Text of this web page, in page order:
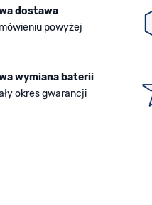
dostawa
powyżej
wymiana baterii
okres gwarancji